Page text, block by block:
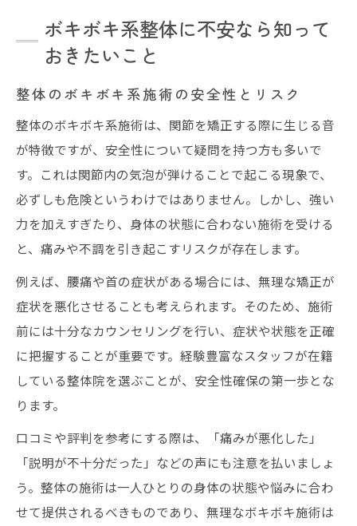
ボキボキ系整体に不安なら知って
おきたいこと
整体のボキボキ系施術の安全性とリスク
整体のボキボキ系施術は、関節を矯正する際に生じる音
が特徴ですが、安全性について疑問を持つ方も多いで
す。これは関節内の気泡が弾けることで起こる現象で、
必ずしも危険というわけではありません。しかし、強い
力を加えすぎたり、身体の状態に合わない施術を受ける
と、痛みや不調を引き起こすリスクが存在します。
例えば、腰痛や首の症状がある場合には、無理な矯正が
症状を悪化させることも考えられます。そのため、施術
前には十分なカウンセリングを行い、症状や状態を正確
に把握することが重要です。経験豊富なスタッフが在籍
している整体院を選ぶことが、安全性確保の第一歩とな
ります。
口コミや評判を参考にする際は、「痛みが悪化した」
「説明が不十分だった」などの声にも注意を払いましょ
う。整体の施術は一人ひとりの身体の状態や悩みに合わ
せて提供されるべきものであり、無理なボキボキ施術は